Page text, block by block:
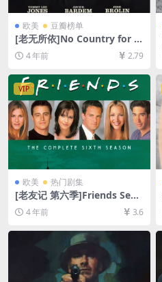
欧美 豆瓣榜单
[老无所依]No Country for O
ld Men (2007)[百度网盘+迅
雷云盘资源1080P超清未删减]
[MP4/7.8GB][中英字幕]
4 年前 2.79
VIP
欧美 热门剧集
[老友记 第六季]Friends Seas
on 6 (1999)[百度网盘+夸克网
盘资源1080P超清未删减][MP
4 年前 3.6